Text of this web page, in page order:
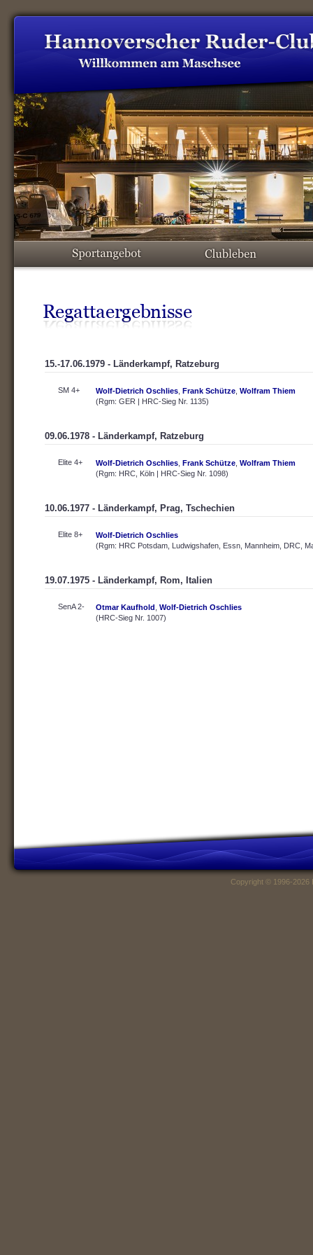
15.-17.06.1979 - Länderkampf, Ratzeburg
SM 4+ Wolf-Dietrich Oschlies Frank Schütze Wolfram Thiem
(Rgm: GER | HRC-Sieg Nr. 1135)
09.06.1978 - Länderkampf, Ratzeburg
Elite 4+ Wolf-Dietrich Oschlies Frank Schütze Wolfram Thiem
(Rgm: HRC, Köln | HRC-Sieg Nr. 1098)
10.06.1977 - Länderkampf, Prag, Tschechien
Elite 8+
Wolf-Dietrich Oschlies
(Rgm: HRC Potsdam, Ludwigshafen, Essn, Mannheim, DRC,
19.07.1975 - Länderkampf, Rom, Italien
SenA 2- Otmar Kaufhold Wolf-Dietrich Oschlies
(HRC-Sieg Nr. 1007)
Copyright © 1996-2026